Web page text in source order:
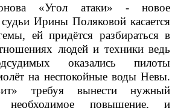
«Угол атаки» - новое
Ирины Поляковой касается
ей придётся разбираться в
людей и техники ведь
оказались пилоты
на неспокойные воды Невы.
требуя вынести нужный
необходимое повышение, и